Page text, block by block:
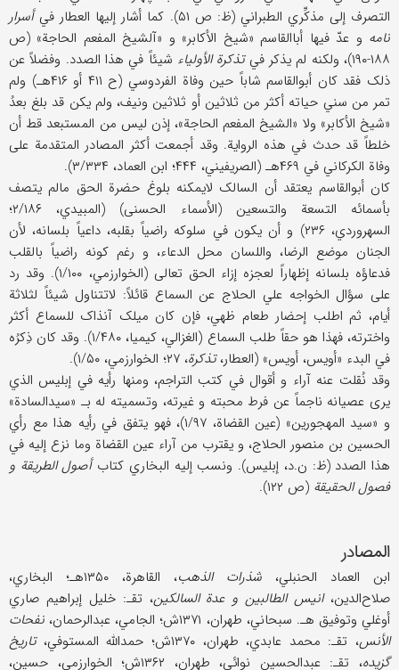
التصرف إلی مذکِّري الطبراني (ظ: ص ۵۱). کما أشار إلیها العطار في
أسرار
نامه و عدّ فیها أباالقاسم «شیخ الأکابر» و «آلشیخ المفعم الحاجة» (ص
۱۸۸-۱۹۰)، ولکنه لم یذکر في
تذکرة الأولیاء شیئاً في هذا الصدد. وفضلاً عن
ذلک فقد کان أبوالقاسم شاباً حین وفاة الفردوسي (ح ۴۱۱ أو ۴۱۶هـ) ولم
تمر من سني حیاته أکثر من ثلاثین أو ثلاثین ونیف، ولم یکن قد بلغ بعدُ
«شیخ الأکابر» ولا «الشیخ المفعم الحاجة»، إذن لیس من المستبعد قط أن
خلطاً قد حدث في هذه الروایة. وقد أجمعت أکثر المصادر المتقدمة علی
وفاة الکرکاني في ۴۶۹هـ (الصریفیني، ۴۴۴؛ ابن العماد، ۳/۳۳۴).
کان أبوالقاسم یعتقد أن السالک لایمکنه بلوغ حضرة الحق مالم یتصف
بأسمائه التسعة والتسعین (الأسماء الحسنی) (المبیدي، ۲/۱۸۶؛
السهروردي، ۲۳۶) و أن یکون في سلوکه راضیاً بقلبه، داعیاً بلسانه، لأن
الجنان موضع الرضا، واللسان محل الدعاء، و رغم کونه راضیاً بالقلب
فدعاؤه بلسانه إظهاراً لعجزه إزاء الحق تعالی (الخوارزمي، ۱/۱۰۰). وقد رد
علی سؤال الخواجه علي الحلاج عن السماع قائلاً: لاتتناول شیئاً لثلاثة
أیام، ثم اطلب إحضار طعام ظهي، فإن کان میلک آنذاک للسماع أکثر
واخترته، فهذا هو حقاً طلب السماع (الغزالي، کیمیا، ۱/۴۸۰). وقد کان ذِکرُه
في البدء «أویس، أویس» (العطار،تذکرة، ۲۷؛ الخوارزمي، ۱/۵۰).
وقد نُقلت عنه آراء و أقوال في کتب التراجم، ومنها رأیه في إبلیس الذي
یری عصیانه ناجماً عن فرط محبته و غیرته، وتسمیته له بـ «سیدالسادة»
و «سید المهجورین» (عین القضاة، ۱/۹۷)، فهو یتفق في رأیه هذا مع رأي
الحسین بن منصور الحلاج، و یقترب من آراء عین القضاة وما نزع إلیه في
هذا الصدد (ظ: ن.د، إبلیس). ونسب إلیه البخاري کتابأصول الطریقة و
فصول الحقیقة (ص ۱۲۲).
المصادر
ابن العماد الحنبلي، شذرات الذهب
، القاهرة، ۱۳۵۰هـ؛ البخاري،
صلاح‌الدین،انیس الطالبین و عدة السالکین، تقـ: خلیل إبراهیم صاري
أوغلي وتوفیق هـ. سبحاني، طهران، ۱۳۷۱ش؛ الجامي، عبدالرحمان،
نفحات
الأنس، تقـ: محمد عابدي، طهران، ۱۳۷۰ش؛ حمدالله المستوفي،
تاریخ
گزیده، تقـ: عبدالحسین نوائي، طهران، ۱۳۶۲ش؛ الخوارزمي، حسین،